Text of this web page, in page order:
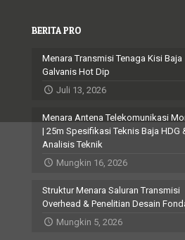
BERITA PRO
Menara Transmisi Tenaga Kisi Baja
Galvanis Hot Dip
Juli 13, 2026
Menara Antena Telekomunikasi
| 25m Spesifikasi Teknis Baja HDG
Analisis Teknik
Mungkin 16, 2026
Struktur Menara Saluran Transmisi
Overhead & Penelitian Desain
Mungkin 5, 2026